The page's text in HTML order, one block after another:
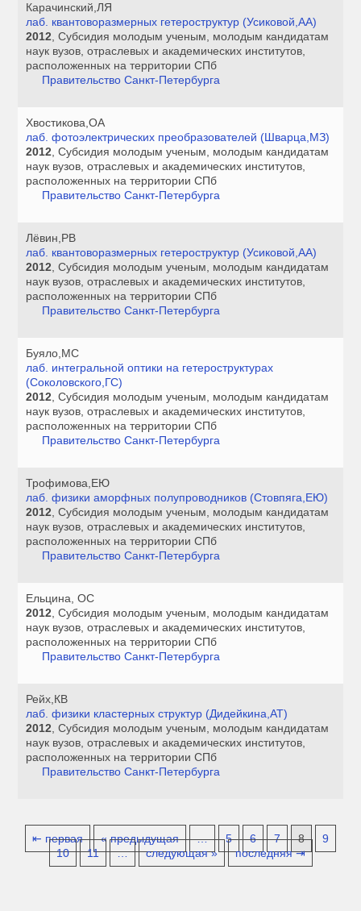
Карачинский,ЛЯ
лаб. квантоворазмерных гетероструктур (Усиковой,АА)
2012 , Субсидия молодым ученым, молодым кандидатам
наук вузов, отраслевых и академических институтов,
расположенных на территории СПб
Правительство Санкт-Петербурга
Хвостикова,ОА
лаб. фотоэлектрических преобразователей (Шварца,МЗ)
2012 , Субсидия молодым ученым, молодым кандидатам
наук вузов, отраслевых и академических институтов,
расположенных на территории СПб
Правительство Санкт-Петербурга
Лёвин,РВ
лаб. квантоворазмерных гетероструктур (Усиковой,АА)
2012 , Субсидия молодым ученым, молодым кандидатам
наук вузов, отраслевых и академических институтов,
расположенных на территории СПб
Правительство Санкт-Петербурга
Буяло,МС
лаб. интегральной оптики на гетероструктурах
(Соколовского,ГС)
2012 , Субсидия молодым ученым, молодым кандидатам
наук вузов, отраслевых и академических институтов,
расположенных на территории СПб
Правительство Санкт-Петербурга
Трофимова,ЕЮ
лаб. физики аморфных полупроводников (Стовпяга,ЕЮ)
2012 , Субсидия молодым ученым, молодым кандидатам
наук вузов, отраслевых и академических институтов,
расположенных на территории СПб
Правительство Санкт-Петербурга
Ельцина, ОС
2012 , Субсидия молодым ученым, молодым кандидатам
наук вузов, отраслевых и академических институтов,
расположенных на территории СПб
Правительство Санкт-Петербурга
Рейх,КВ
лаб. физики кластерных структур (Дидейкина,АТ)
2012 , Субсидия молодым ученым, молодым кандидатам
наук вузов, отраслевых и академических институтов,
расположенных на территории СПб
Правительство Санкт-Петербурга
⇤ первая « предыдущая … 5 6 7 8
9
10
11 … следующая » последняя ⇥